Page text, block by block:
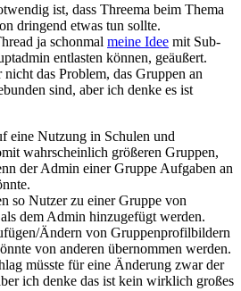
ist, dass Threema beim Thema
dringend etwas tun sollte.
ja schonmal meine Idee mit Sub-
entlasten können, geäußert.
das Problem, das Gruppen an
sind, aber ich denke es ist
eine Nutzung in Schulen und
wahrscheinlich größeren Gruppen,
der Admin einer Gruppe Aufgaben an
so Nutzer zu einer Gruppe von
dem Admin hinzugefügt werden.
Ändern von Gruppenprofilbildern
von anderen übernommen werden.
müsste für eine Änderung zwar der
ich denke das ist kein wirklich großes